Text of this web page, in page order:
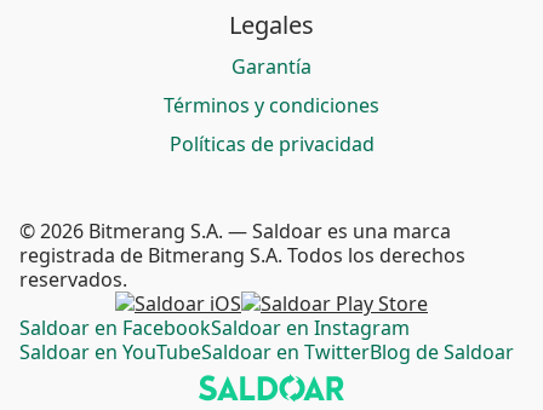
Legales
Garantía
Términos y condiciones
Políticas de privacidad
Saldoar en FacebookSaldoar en Instagram
Saldoar en YouTubeSaldoar en TwitterBlog de Saldoar
© 2026 Bitmerang S.A. — Saldoar es una marca
registrada de Bitmerang S.A. Todos los derechos
reservados.